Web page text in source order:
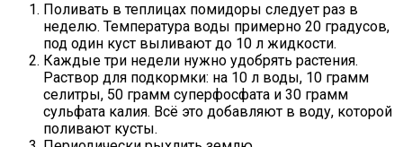
Поливать в теплицах помидоры следует раз в
неделю. Температура воды примерно 20 градусов,
под один куст выливают до 10 л жидкости.
Каждые три недели нужно удобрять растения.
Раствор для подкормки: на 10 л воды, 10 грамм
селитры, 50 грамм суперфосфата и 30 грамм
сульфата калия. Всё это добавляют в воду, которой
поливают кусты.